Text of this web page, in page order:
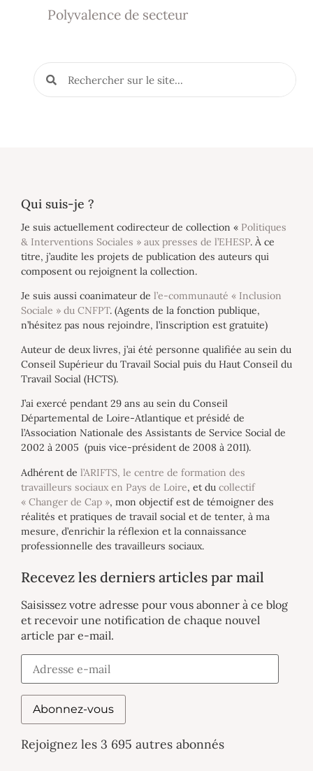
Polyvalence de secteur
Qui suis-je ?
Je suis actuellement codirecteur de collection « Politiques
& Interventions Sociales » aux presses de l’EHESP. À ce
titre, j’audite les projets de publication des auteurs qui
composent ou rejoignent la collection.
Je suis aussi coanimateur de l’e-communauté « Inclusion
Sociale » du CNFPT. (Agents de la fonction publique,
n’hésitez pas nous rejoindre, l’inscription est gratuite)
Auteur de deux livres, j’ai été personne qualifiée au sein du
Conseil Supérieur du Travail Social puis du Haut Conseil du
Travail Social (HCTS).
J’ai exercé pendant 29 ans au sein du Conseil
Départemental de Loire-Atlantique et présidé de
l’Association Nationale des Assistants de Service Social de
2002 à 2005 (puis vice-président de 2008 à 2011).
Adhérent de l’ARIFTS, le centre de formation des
travailleurs sociaux en Pays de Loire, et du collectif
« Changer de Cap », mon objectif est de témoigner des
réalités et pratiques de travail social et de tenter, à ma
mesure, d’enrichir la réflexion et la connaissance
professionnelle des travailleurs sociaux.
Recevez les derniers articles par mail
Saisissez votre adresse pour vous abonner à ce blog
et recevoir une notification de chaque nouvel
article par e-mail.
Abonnez-vous
Rejoignez les 3 695 autres abonnés